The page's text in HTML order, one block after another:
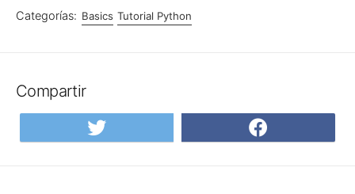
Categorías: Basics Tutorial Python
Compartir
Compartir
en
en